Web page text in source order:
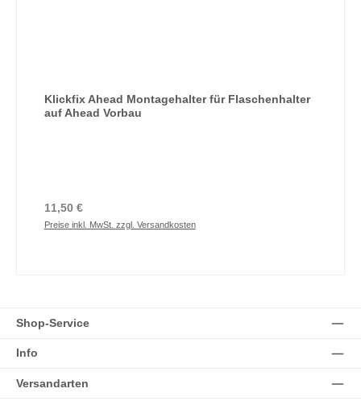
Klickfix Ahead Montagehalter für Flaschenhalter
auf Ahead Vorbau
Regulärer Preis:
11,50 €
Preise inkl. MwSt. zzgl. Versandkosten
Shop-Service
Info
Versandarten